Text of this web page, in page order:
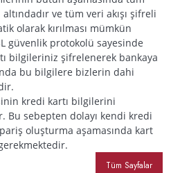
ve tüm veri akışı şifreli
olarak kırılması mümkün
güvenlik protokolü sayesinde
bilgileriniz şifrelenerek bankaya
bu bilgilere bizlerin dahi
kredi kartı bilgilerini
Bu sebepten dolayı kendi kredi
oluşturma aşamasında kart
Tüm Sayfalar